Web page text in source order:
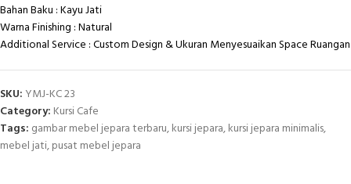
Bahan Baku : Kayu Jati
Warna Finishing : Natural
Additional Service : Custom Design & Ukuran Menyesuaikan Space Ruangan
SKU: YMJ-KC 23
Category: Kursi Cafe
Tags: gambar mebel jepara terbaru,kursi jepara,kursi jepara minimalis,
mebel jati,pusat mebel jepara